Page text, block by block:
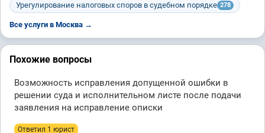
Урегулирование налоговых споров в судебном порядке 278
Все услуги в Москва →
Похожие вопросы
Возможность исправления допущенной ошибки в
решении суда и исполнительном листе после подачи
заявления на исправление описки
Ответил 1 юрист